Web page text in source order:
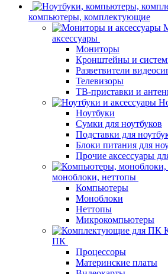
компьютеры, комплектующие
аксессуары
Мониторы
Кронштейны и
Разветвители
Телевизоры
ТВ-приставки и
Ноутбуки
Сумки для ноутбуков
Подставки для
Блоки питания для
Прочие аксессуары
моноблоки, неттопы
Компьютеры
Моноблоки
Неттопы
Микрокомпьютеры
ПК
Процессоры
Материнские платы